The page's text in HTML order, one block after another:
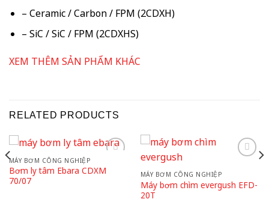
– Ceramic / Carbon / FPM (2CDXH)
– SiC / SiC / FPM (2CDXHS)
XEM THÊM SẢN PHẨM KHÁC
RELATED PRODUCTS
wishlist
MÁY BƠM CÔNG NGHIỆP
Bơm ly tâm Ebara CDXM
70/07
MÁY BƠM CÔNG NGHIỆP
Máy bơm chìm evergush EFD-
20T